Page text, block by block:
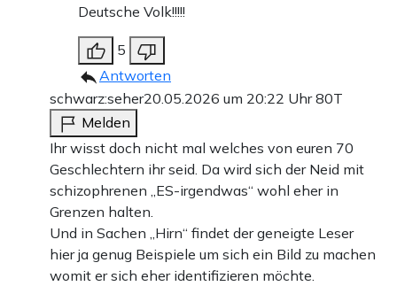
Deutsche Volk!!!!!
5
Antworten
schwarz:seher20.05.2026 um 20:22 Uhr80T
Melden
Ihr wisst doch nicht mal welches von euren 70
Geschlechtern ihr seid. Da wird sich der Neid mit
schizophrenen „ES-irgendwas“ wohl eher in
Grenzen halten.
Und in Sachen „Hirn“ findet der geneigte Leser
hier ja genug Beispiele um sich ein Bild zu machen
womit er sich eher identifizieren möchte.